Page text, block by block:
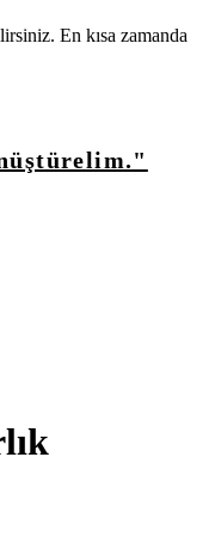
En kısa zamanda